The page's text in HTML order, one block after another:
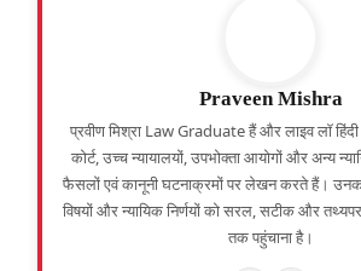
Praveen Mishra
प्रवीण मिश्रा Law Graduate हैं और लाइव लॉ
कोर्ट, उच्च न्यायालयों, उपभोक्ता आयोगों और अन्य
फैसलों एवं कानूनी घटनाक्रमों पर लेखन करते हैं।
विषयों और न्यायिक निर्णयों को सरल, सटीक और
तक पहुंचाना है।